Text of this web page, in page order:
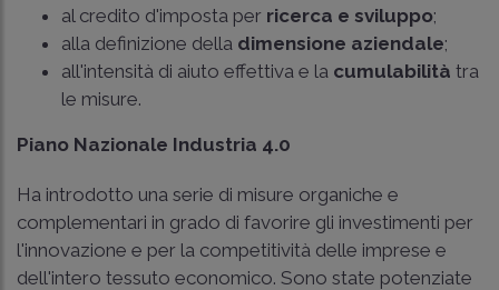
al credito d'imposta per ricerca e sviluppo;
alla definizione della dimensione aziendale;
all'intensità di aiuto effettiva e la cumulabilità tra
le misure.
Piano Nazionale Industria 4.0
Ha introdotto una serie di misure organiche e
complementari in grado di favorire gli investimenti per
l'innovazione e per la competitività delle imprese e
dell'intero tessuto economico. Sono state potenziate